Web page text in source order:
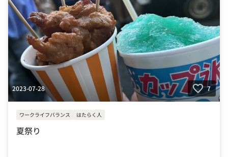
2023-07-28 7
ワークライフバランス はたらく人
夏祭り